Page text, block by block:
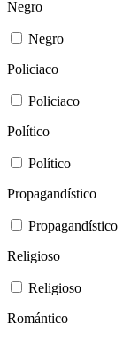
Negro
Negro
Policiaco
Policiaco
Político
Político
Propagandístico
Propagandístico
Religioso
Religioso
Romántico